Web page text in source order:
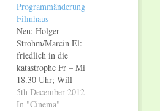
Programmänderung
Filmhaus
Neu: Holger
Strohm/Marcin El:
friedlich in die
katastrophe Fr – Mi
18.30 Uhr; Will
Lovelace & Dylan
Southern: shut up and
5th December 2012
In "Cinema"